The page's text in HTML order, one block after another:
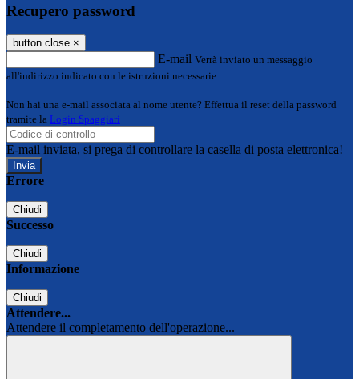
Recupero password
button close ×
E-mail Verrà inviato un messaggio
all'indirizzo indicato con le istruzioni necessarie.
Non hai una e-mail associata al nome utente? Effettua il reset della password
tramite la Login Spaggiari
E-mail inviata, si prega di controllare la casella di posta elettronica!
Errore
Chiudi
Successo
Chiudi
Informazione
Chiudi
Attendere...
Attendere il completamento dell'operazione...